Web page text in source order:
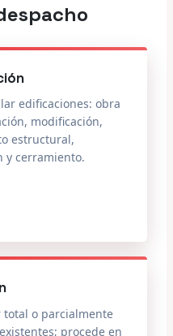
edificaciones: obra
modificación,
estructural,
y cerramiento.
o parcialmente
procede en